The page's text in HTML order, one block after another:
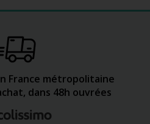
France métropolitaine
dans 48h ouvrées